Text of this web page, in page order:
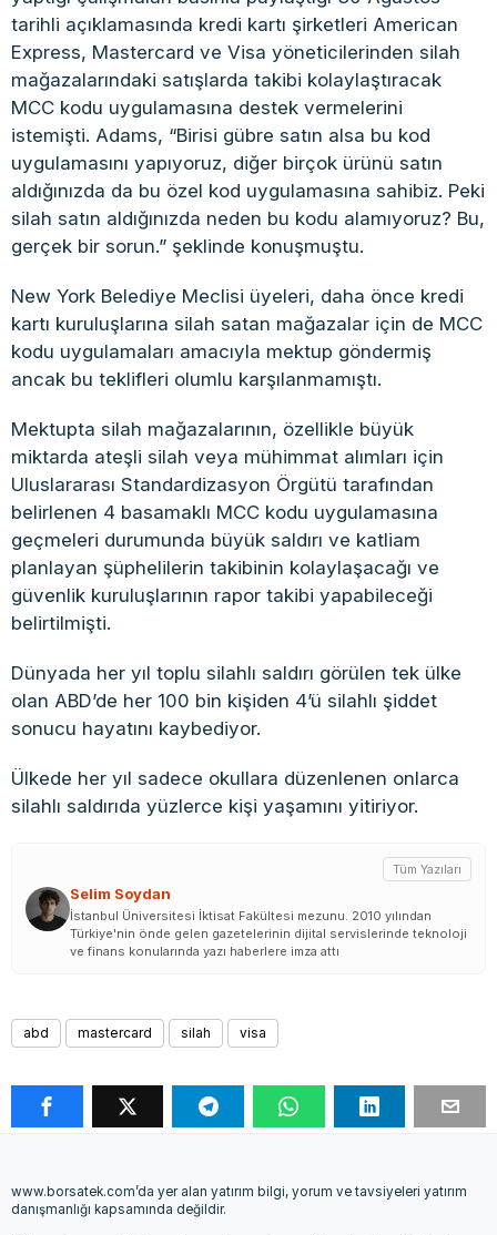
tarihli açıklamasında kredi kartı şirketleri American
Express, Mastercard ve Visa yöneticilerinden silah
mağazalarındaki satışlarda takibi kolaylaştıracak
MCC kodu uygulamasına destek vermelerini
istemişti. Adams, “Birisi gübre satın alsa bu kod
uygulamasını yapıyoruz, diğer birçok ürünü satın
aldığınızda da bu özel kod uygulamasına sahibiz. Peki
silah satın aldığınızda neden bu kodu alamıyoruz? Bu,
gerçek bir sorun.” şeklinde konuşmuştu.
New York Belediye Meclisi üyeleri, daha önce kredi
kartı kuruluşlarına silah satan mağazalar için de MCC
kodu uygulamaları amacıyla mektup göndermiş
ancak bu teklifleri olumlu karşılanmamıştı.
Mektupta silah mağazalarının, özellikle büyük
miktarda ateşli silah veya mühimmat alımları için
Uluslararası Standardizasyon Örgütü tarafından
belirlenen 4 basamaklı MCC kodu uygulamasına
geçmeleri durumunda büyük saldırı ve katliam
planlayan şüphelilerin takibinin kolaylaşacağı ve
güvenlik kuruluşlarının rapor takibi yapabileceği
belirtilmişti.
Dünyada her yıl toplu silahlı saldırı görülen tek ülke
olan ABD’de her 100 bin kişiden 4’ü silahlı şiddet
sonucu hayatını kaybediyor.
Ülkede her yıl sadece okullara düzenlenen onlarca
silahlı saldırıda yüzlerce kişi yaşamını yitiriyor.
Selim Soydan
Tüm Yazıları
İstanbul Üniversitesi İktisat Fakültesi mezunu. 2010 yılından
Türkiye'nin önde gelen gazetelerinin dijital servislerinde teknoloji
ve finans konularında yazı haberlere imza attı
abd mastercard silah visa
www.borsatek.com’da yer alan yatırım bilgi, yorum ve tavsiyeleri yatırım
danışmanlığı kapsamında değildir.